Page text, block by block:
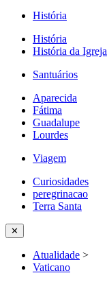
História
História
História da Igreja
Santuários
Aparecida
Fátima
Guadalupe
Lourdes
Viagem
Curiosidades
peregrinacao
Terra Santa
✕
Atualidade >
Vaticano